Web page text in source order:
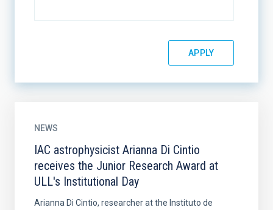
NEWS
IAC astrophysicist Arianna Di Cintio
receives the Junior Research Award at
ULL's Institutional Day
Arianna Di Cintio, researcher at the Instituto de